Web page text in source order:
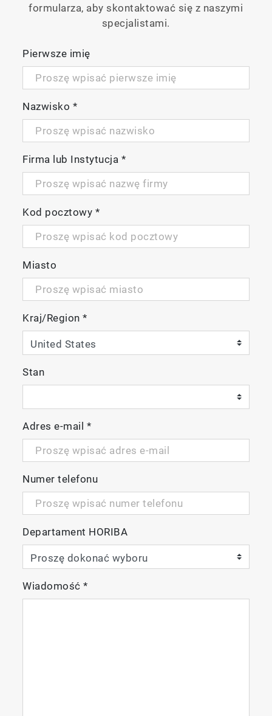
formularza, aby skontaktować się z naszymi
specjalistami.
Pierwsze imię
Nazwisko *
Firma lub Instytucja *
Kod pocztowy *
Miasto
Kraj/Region*
Stan
Adres e-mail *
Numer telefonu
Departament HORIBA
Wiadomość*